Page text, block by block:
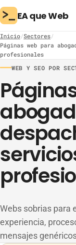
EA que Web
Inicio Sectores
Páginas web para
profesionales
WEB Y SEO POR
Webs sobrias para
experiencia,
mensajes